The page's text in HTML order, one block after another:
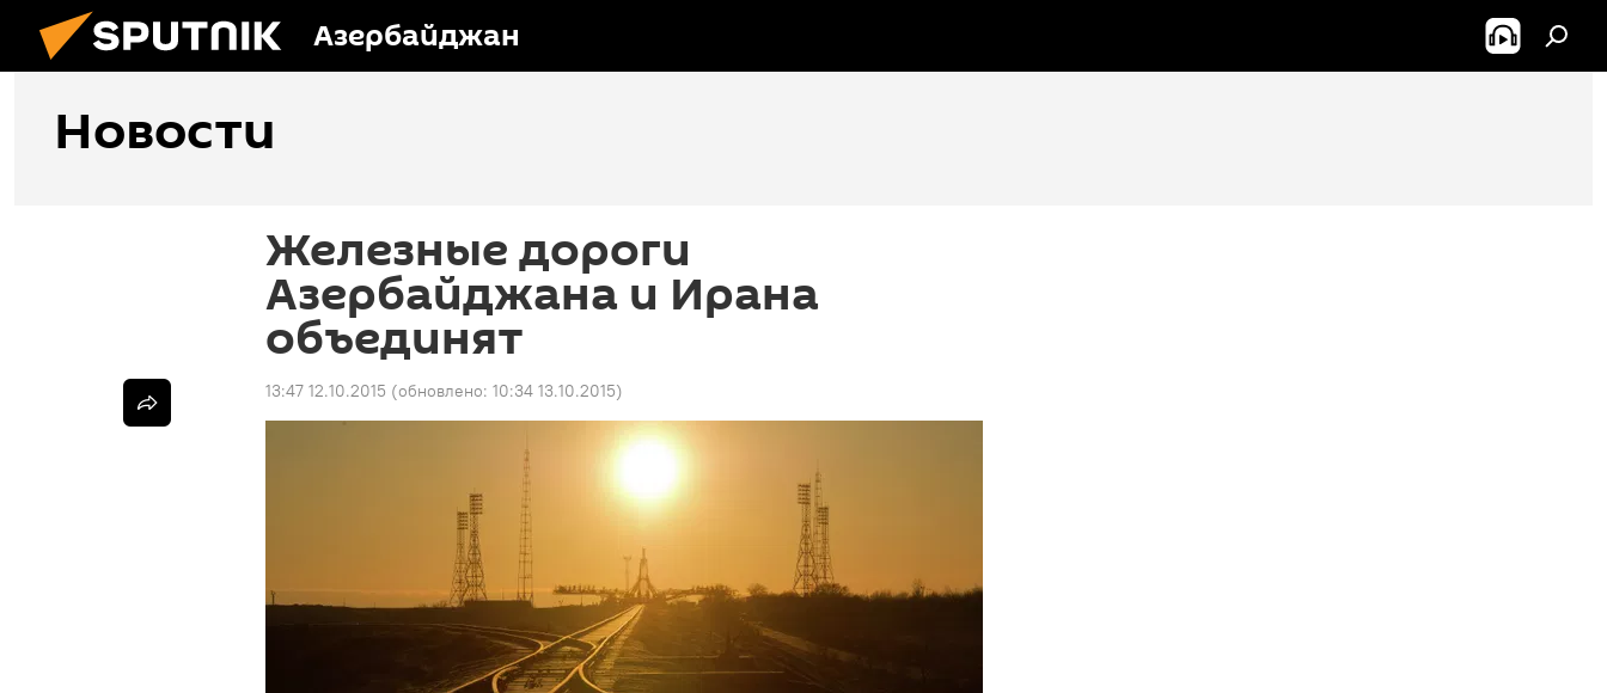
Азербайджан
Новости
Железные дороги
Азербайджана и Ирана
объединят
13:47 12.10.2015 (обновлено: 10:34 13.10.2015)